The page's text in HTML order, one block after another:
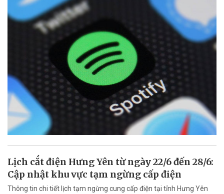
Lịch cắt điện Hưng Yên từ ngày 22/6 đến 28/6:
Cập nhật khu vực tạm ngừng cấp điện
Thông tin chi tiết lịch tạm ngừng cung cấp điện tại tỉnh Hưng Yên